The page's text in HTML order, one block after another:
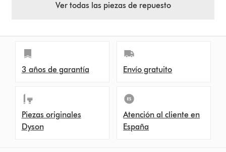
Ver todas las piezas de repuesto
3 años de garantía Envío gratuito
Piezas originales
Dyson
Atención al cliente en
España